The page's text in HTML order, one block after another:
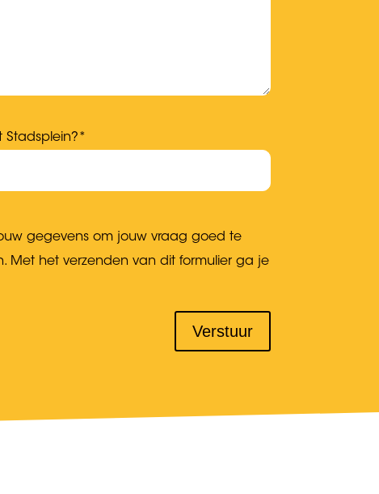
Stadsplein?*
gegevens om jouw vraag goed te
Met het verzenden van dit formulier ga je
Verstuur